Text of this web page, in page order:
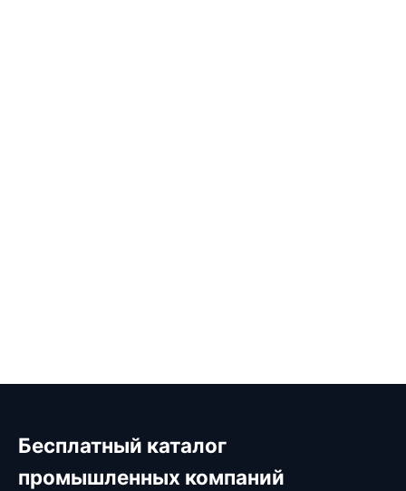
Бесплатный каталог
промышленных компаний